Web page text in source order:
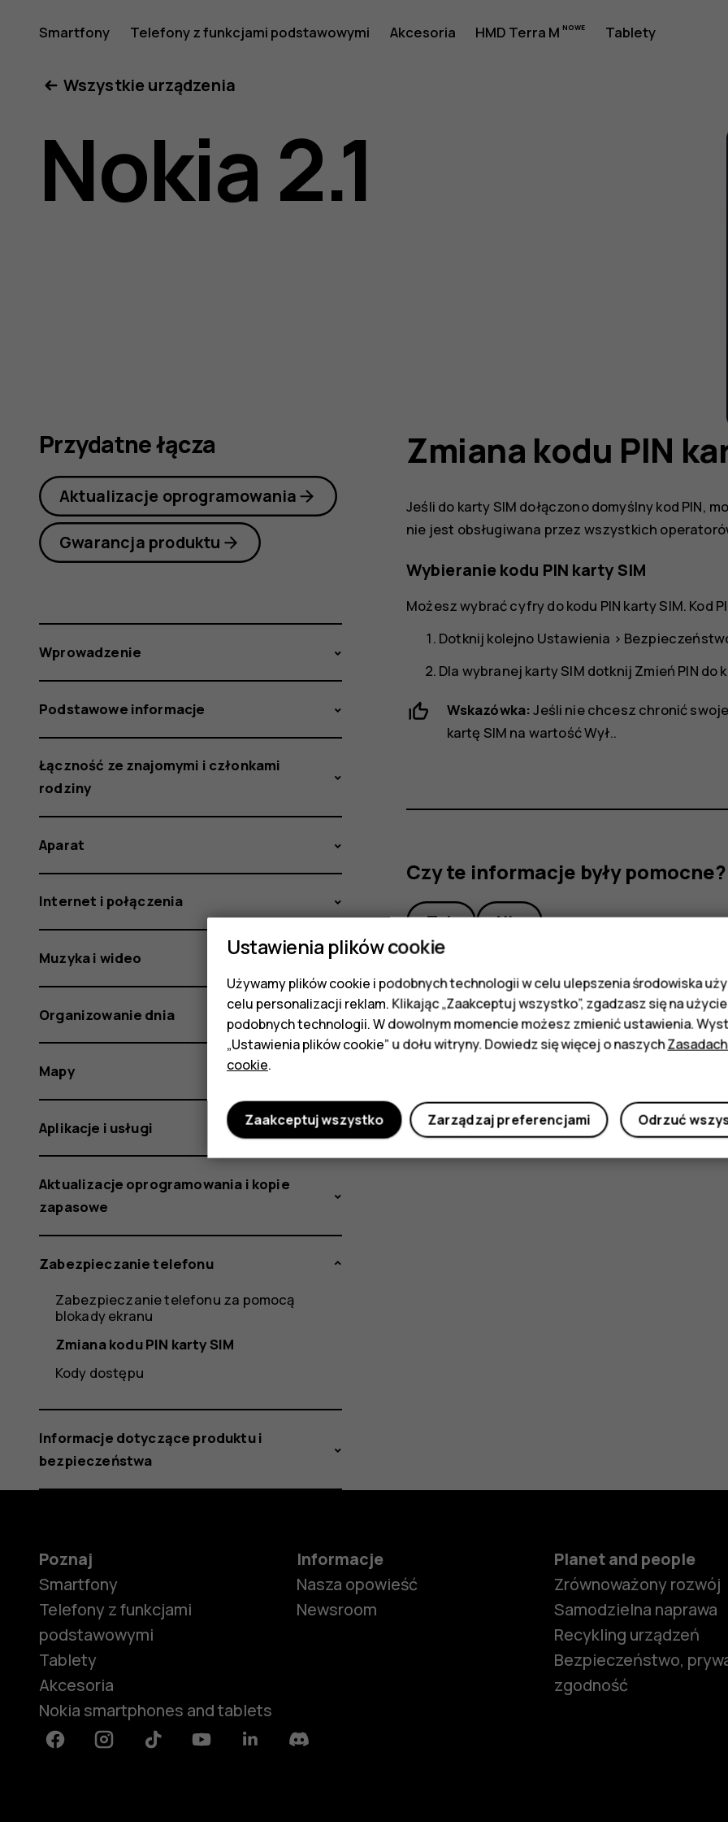
Nokia
2.1
—
Smartfony Telefony z funkcjami podstawowymi Akcesoria HMD Terra M Tablety
Wszystkie urządzenia
Nokia 2.1
Zmiana kodu PIN
Jeśli do karty SIM dołączono domyślny kod PIN,
nie jest obsługiwana przez wszystkich
Wybieranie kodu PIN karty SIM
Możesz wybrać cyfry do kodu PIN karty SIM. Kod
Dotknij kolejno Ustawienia >
Dla wybranej karty SIM dotknij Zmień PIN do
Wskazówka:Jeśli nie chcesz chronić
kartę SIM na wartośćWył..
Czy te informacje były pomocne?
Tak Nie
Przydatne łącza
Aktualizacje oprogramowania
Gwarancja produktu
Wprowadzenie
Podstawowe informacje
Łączność ze znajomymi i członkami
rodziny
Aparat
Internet i połączenia
Muzyka i wideo
Organizowanie dnia
Mapy
Aplikacje i usługi
Aktualizacje oprogramowania i kopie
zapasowe
Zabezpieczanie telefonu
Zabezpieczanie telefonu za pomocą
blokady ekranu
Zmiana kodu PIN karty SIM
Kody dostępu
Informacje dotyczące produktu i
bezpieczeństwa
Poznaj
Smartfony
Telefony z funkcjami
podstawowymi
Tablety
Akcesoria
Nokia smartphones and tablets
Informacje
Nasza opowieść
Newsroom
Planet and people
Zrównoważony rozwój
Samodzielna naprawa
Recykling urządzeń
Bezpieczeństwo,
zgodność
FacebookInstagramTiktok YoutubeLinkedinDiscord
Ustawienia plików cookie
Używamy plików cookie i podobnych technologii w celu ulepszenia środowiska
celu personalizacji reklam. Klikając „Zaakceptuj wszystko”, zgadzasz się na
podobnych technologii. W dowolnym momencie możesz zmienić ustawienia.
„Ustawienia plików cookie” u dołu witryny. Dowiedz się więcej o naszych
cookie.
Odrzuć
Zarządzaj preferencjami
Zaakceptuj wszystko